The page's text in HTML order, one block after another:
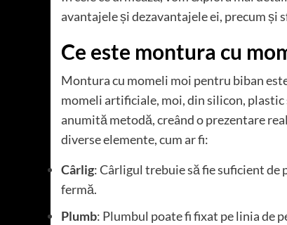
avantajele și dezavantajele ei, precum și
Ce este montura cu
Montura cu momeli moi pentru biban
momeli artificiale, moi, din silicon, plastic
anumită metodă, creând o prezentare
diverse elemente, cum ar fi:
Cârlig: Cârligul trebuie să fie suficient de
fermă.
Plumb: Plumbul poate fi fixat pe linia de